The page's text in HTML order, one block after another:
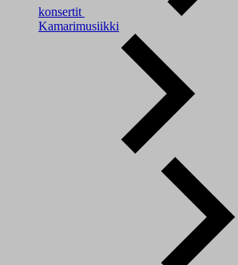
konsertit
Kamarimusiikki